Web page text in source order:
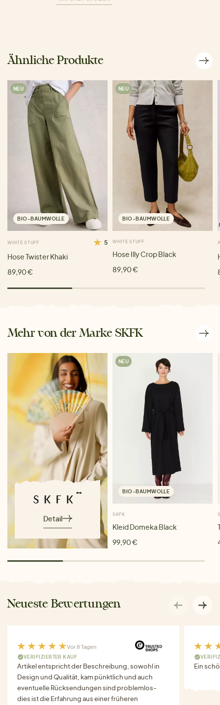
Ähnliche Produkte
NEU
BIO-BAUMWOLLE
WHITE STUFF 5
Hose Twister Khaki
89,90 €
NEU
BIO-BAUMWOLLE
WHITE STUFF
Hose Illy Crop Black
89,90 €
Mehr von der Marke SKFK
Detail
NEU
BIO-BAUMWOLLE
SKFK
Kleid Domeka Black
99,90 €
Neueste Bewertungen
Vor 8 Tagen
VERIFIZIERTER KAUF
Artikel entspricht der Beschreibung, sowohl in
Design und Qualität, kam pünktlich und auch
eventuelle Rücksendungen sind problemlos-
dies ist die Erfahrung aus einer früheren
Ein